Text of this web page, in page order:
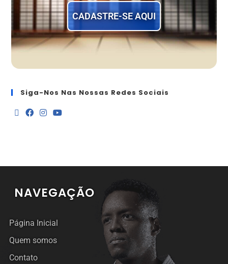
CADASTRE-SE AQUI
Siga-Nos Nas Nossas Redes Sociais
NAVEGAÇÃO
Página Inicial
Quem somos
Contato